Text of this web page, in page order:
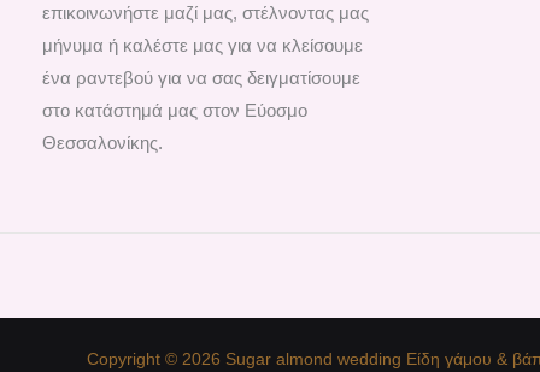
επικοινωνήστε μαζί μας, στέλνοντας μας
μήνυμα ή καλέστε μας για να κλείσουμε
ένα ραντεβού για να σας δειγματίσουμε
στο κατάστημά μας στον Εύοσμο
Θεσσαλονίκης.
Copyright © 2026 Sugar almond wedding Είδη γάμου &